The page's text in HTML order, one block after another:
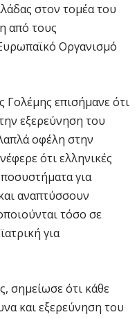
στον τομέα του
από τους
Οργανισμό
επισήμανε ότι
εξερεύνηση του
οφέλη στην
ότι ελληνικές
για
αναπτύσσουν
τόσο σε
για
σημείωσε ότι κάθε
και εξερεύνηση του